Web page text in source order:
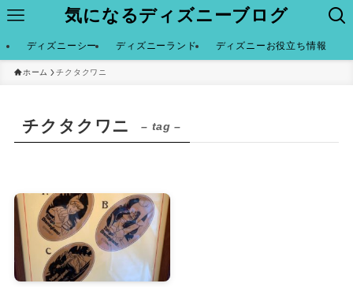
気になるディズニーブログ
ディズニーシー ディズニーランド ディズニーお役立ち情報
ホーム チクタクワニ
チクタクワニ – tag –